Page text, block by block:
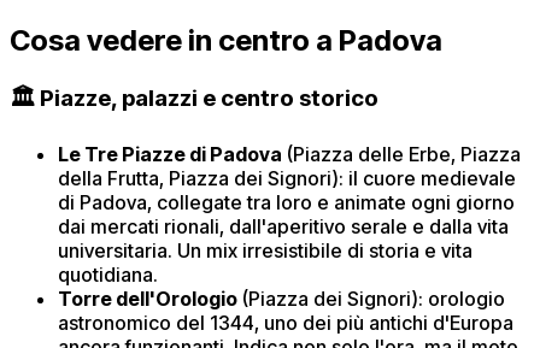
Cosa vedere in centro a Padova
🏛️ Piazze, palazzi e centro storico
Le Tre Piazze di Padova (Piazza delle Erbe, Piazza
della Frutta, Piazza dei Signori): il cuore medievale
di Padova, collegate tra loro e animate ogni giorno
dai mercati rionali, dall'aperitivo serale e dalla vita
universitaria. Un mix irresistibile di storia e vita
quotidiana.
Torre dell'Orologio (Piazza dei Signori): orologio
astronomico del 1344, uno dei più antichi d'Europa